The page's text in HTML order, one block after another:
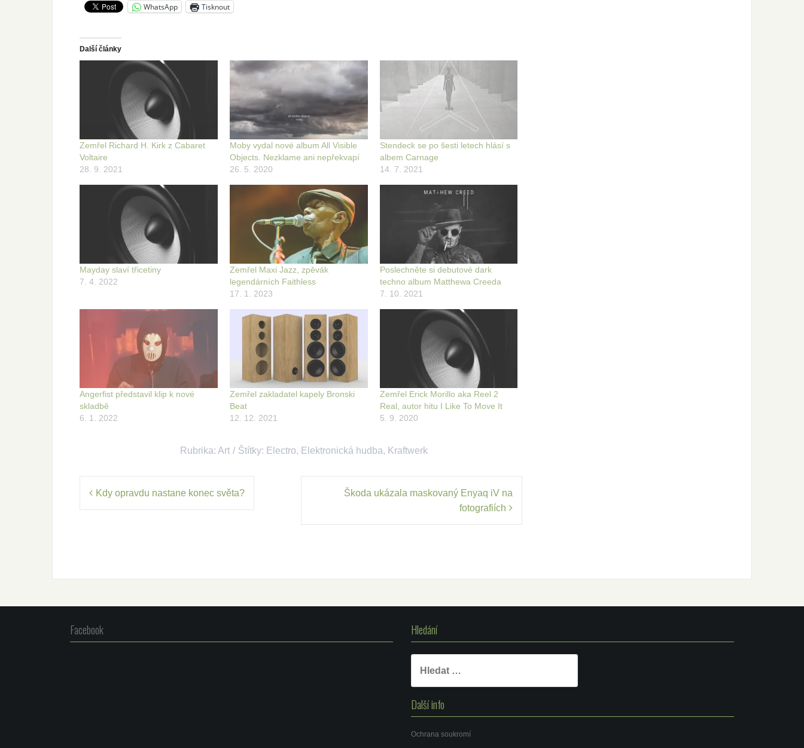
WhatsApp
Tisknout
Další články
Zemřel Richard H. Kirk z Cabaret
Voltaire
28. 9. 2021
Moby vydal nové album All Visible
Objects. Nezklame ani nepřekvapí
26. 5. 2020
Stendeck se po šesti letech hlásí s
albem Carnage
14. 7. 2021
Mayday slaví třicetiny
7. 4. 2022
Zemřel Maxi Jazz, zpěvák
legendárních Faithless
17. 1. 2023
Poslechněte si debutové dark
techno album Matthewa Creeda
7. 10. 2021
Angerfist představil klip k nové
skladbě
6. 1. 2022
Zemřel zakladatel kapely Bronski
Beat
12. 12. 2021
Zemřel Erick Morillo aka Reel 2
Real, autor hitu I Like To Move It
5. 9. 2020
Rubrika: Art Štítky: Electro, Elektronická hudba, Kraftwerk
Navigace
proKdy opravdu nastane konec světa?
Škoda ukázala maskovaný Enyaq iV na
fotografiích
Facebook Hledání
Další info
Ochrana soukromí